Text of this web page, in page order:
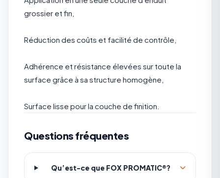
grossier et fin,
Réduction des coûts et facilité de contrôle,
Adhérence et résistance élevées sur toute la
surface grâce à sa structure homogène,
Surface lisse pour la couche de finition.
Questions fréquentes
Qu’est-ce que FOX PROMATIC®?